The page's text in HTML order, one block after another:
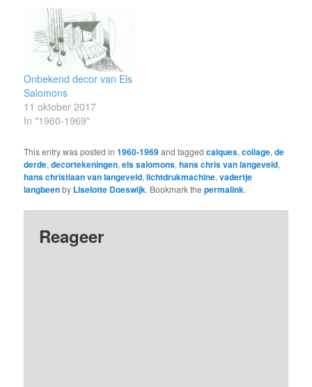
Onbekend decor van Els
Salomons
11 oktober 2017
In "1960-1969"
This entry was posted in1960-1969and taggedcalques,collage,de
derde,decortekeningen,els salomons,hans chris van langeveld,
hans christiaan van langeveld,lichtdrukmachine,vadertje
langbeenby Liselotte Doeswijk. Bookmark thepermalink.
Reageer